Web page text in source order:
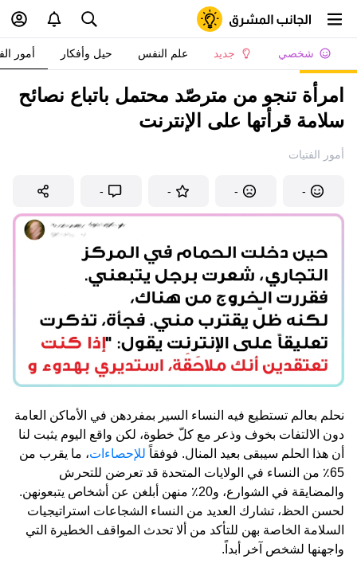
شخصي جديد علم النفس حيل وأفكار أمور
امرأة تنجو من مترصّد محتمل باتباع نصائح
سلامة قرأتها على الإنترنت
أمور الفتيات
-
-
-
-
نحلم بعالم تستطيع فيه النساء السير بمفردهن في الأماكن العامة
دون الالتفات بخوف وذعر مع كلّ خطوة، لكن واقع اليوم يثبت لنا
أن هذا الحلم سيبقى بعيد المنال. فوفقاً للإحصاءات، ما يقرب من
65٪ من النساء في الولايات المتحدة قد تعرضن للتحرش
والمضايقة في الشوارع، و20٪ منهن أبلغن عن أشخاص يتبعونهن.
لحسن الحظ، تشارك العديد من النساء الشجاعات استراتيجيات
السلامة الخاصة بهن للتأكد من ألا تحدث المواقف الخطيرة التي
واجهنها لشخص آخر أبداً.